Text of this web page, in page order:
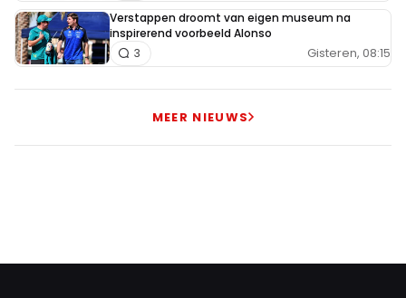
Verstappen droomt van eigen museum na
inspirerend voorbeeld Alonso
Gisteren, 08:15
3
MEER NIEUWS